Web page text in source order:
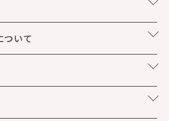
Top
Extract CO2
Oil
ついて